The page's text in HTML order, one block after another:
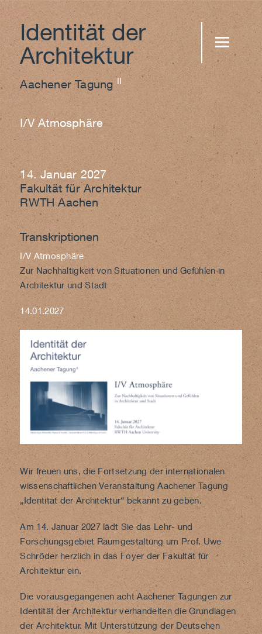
Identität der
Architektur
Aachener TagungII
I/V Atmosphäre
14. Januar 2027
Fakultät für Architektur
RWTH Aachen
MENU AND
WIDGETS
Transkriptionen
I/V Atmosphäre
Zur Nachhaltigkeit von Situationen und Gefühlen in
Architektur und Stadt
14.01.2027
Wir freuen uns, die Fortsetzung der internationalen
wissenschaftlichen Veranstaltung Aachener Tagung
„Identität der Architektur“ bekannt zu geben.
Am 14. Januar 2027 lädt Sie das Lehr- und
Forschungsgebiet Raumgestaltung um Prof. Uwe
Schröder herzlich in das Foyer der Fakultät für
Architektur ein.
Die vorausgegangenen acht Aachener Tagungen zur
Identität der Architektur verhandelten die Grundlagen
der Architektur. Mit Unterstützung der Deutschen